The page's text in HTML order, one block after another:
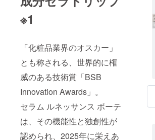
※1
「化粧品業界のオスカー」
とも称される、世界的に権
威のある技術賞「BSB
Innovation Awards」。
セラム ルネッサンス ボーテ
は、その機能性と独創性が
認められ、2025年に栄えあ